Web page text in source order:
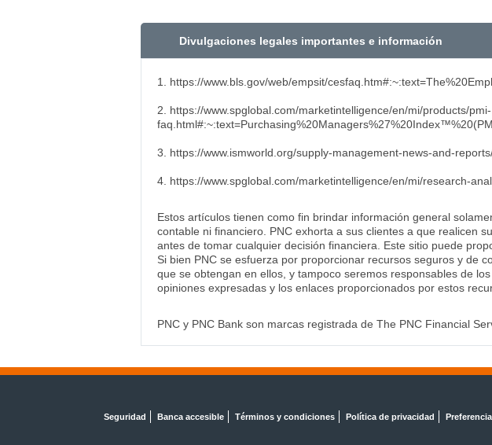
Divulgaciones legales importantes e información
1. https://www.bls.gov/web/empsit/
2. https://www.spglobal.com/marketintelligence/en/mi/products/pmi-
3. https://www.ismworld.org/supply-management-news-and-
4. https://www.spglobal.com/marketintelligence/en/mi/research-
Estos artículos tienen como fin brindar información general
contable ni financiero. PNC exhorta a sus clientes a que realicen
antes de tomar cualquier decisión financiera. Este sitio puede
Si bien PNC se esfuerza por proporcionar recursos seguros y de
que se obtengan en ellos, y tampoco seremos responsables de
opiniones expresadas y los enlaces proporcionados por estos
PNC y PNC Bank son marcas registrada de The PNC Financial
Seguridad Banca accesible Términos y condiciones Política de privacidad